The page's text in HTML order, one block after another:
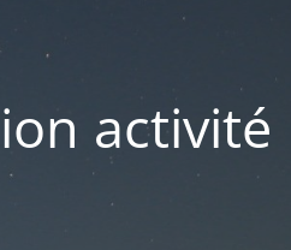
activité